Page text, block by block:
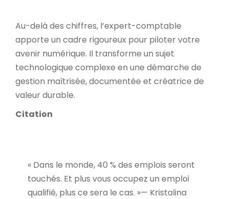
Au-delà des chiffres, l’expert-comptable
apporte un cadre rigoureux pour piloter votre
avenir numérique. Il transforme un sujet
technologique complexe en une démarche de
gestion maîtrisée, documentée et créatrice de
valeur durable.
Citation
« Dans le monde, 40 % des emplois seront
touchés. Et plus vous occupez un emploi
qualifié, plus ce sera le cas. »— Kristalina